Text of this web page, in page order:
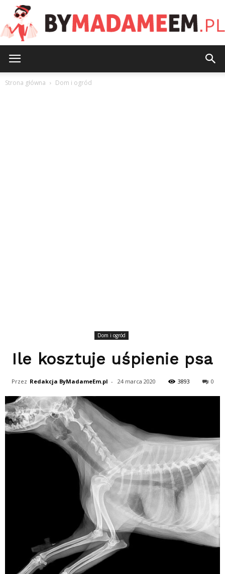
Strona główna Dom i ogród
Dom i ogród
Ile kosztuje uśpienie psa
Przez Redakcja ByMadameEm.pl - 24 marca 2020 3893 0